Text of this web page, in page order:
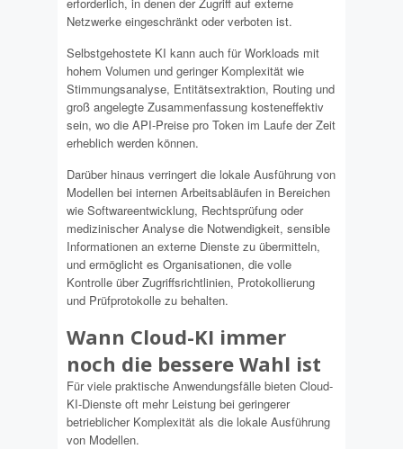
Netzwerke eingeschränkt oder verboten ist.
Selbstgehostete KI kann auch für Workloads mit
hohem Volumen und geringer Komplexität wie
Stimmungsanalyse, Entitätsextraktion, Routing und
groß angelegte Zusammenfassung kosteneffektiv
sein, wo die API-Preise pro Token im Laufe der Zeit
erheblich werden können.
Darüber hinaus verringert die lokale Ausführung von
Modellen bei internen Arbeitsabläufen in Bereichen
wie Softwareentwicklung, Rechtsprüfung oder
medizinischer Analyse die Notwendigkeit, sensible
Informationen an externe Dienste zu übermitteln,
und ermöglicht es Organisationen, die volle
Kontrolle über Zugriffsrichtlinien, Protokollierung
und Prüfprotokolle zu behalten.
Wann Cloud-KI immer
noch die bessere Wahl ist
Für viele praktische Anwendungsfälle bieten Cloud-
KI-Dienste oft mehr Leistung bei geringerer
betrieblicher Komplexität als die lokale Ausführung
von Modellen.